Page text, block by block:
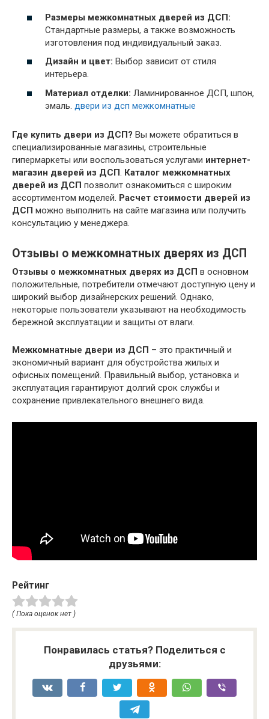
Размеры межкомнатных дверей из ДСП:
Стандартные размеры, а также возможность
изготовления под индивидуальный заказ.
Дизайн и цвет: Выбор зависит от стиля
интерьера.
Материал отделки: Ламинированное ДСП, шпон,
эмаль. двери из дсп межкомнатные
Где купить двери из ДСП? Вы можете обратиться в
специализированные магазины, строительные
гипермаркеты или воспользоваться услугами интернет-
магазин дверей из ДСП. Каталог межкомнатных
дверей из ДСП позволит ознакомиться с широким
ассортиментом моделей. Расчет стоимости дверей из
ДСП можно выполнить на сайте магазина или получить
консультацию у менеджера.
Отзывы о межкомнатных дверях из ДСП
Отзывы о межкомнатных дверях из ДСП в основном
положительные, потребители отмечают доступную цену и
широкий выбор дизайнерских решений. Однако,
некоторые пользователи указывают на необходимость
бережной эксплуатации и защиты от влаги.
Межкомнатные двери из ДСП – это практичный и
экономичный вариант для обустройства жилых и
офисных помещений. Правильный выбор, установка и
эксплуатация гарантируют долгий срок службы и
сохранение привлекательного внешнего вида.
Рейтинг
( Пока оценок нет )
Понравилась статья? Поделиться с
друзьями: